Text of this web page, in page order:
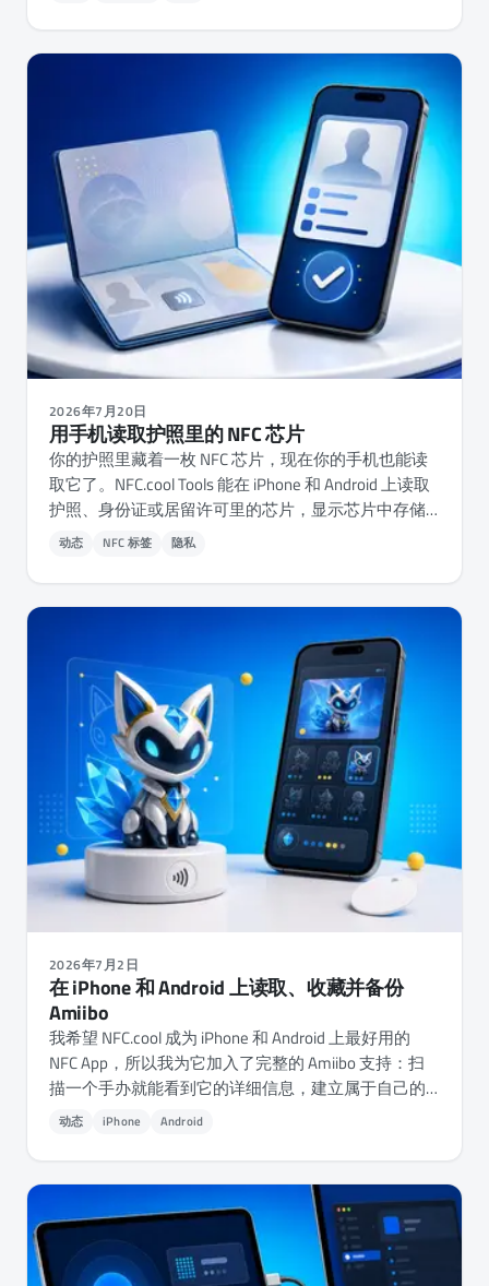
每个文件的权限，以及芯片自身的设置。
2026年7月20日
用手机读取护照里的 NFC 芯片
你的护照里藏着一枚 NFC 芯片，现在你的手机也能读
取它了。NFC.cool Tools 能在 iPhone 和 Android 上读取
护照、身份证或居留许可里的芯片，显示芯片中存储
的照片和信息，并检查证件是否真实。
动态 NFC 标签 隐私
2026年7月2日
在 iPhone 和 Android 上读取、收藏并备份
Amiibo
我希望 NFC.cool 成为 iPhone 和 Android 上最好用的
NFC App，所以我为它加入了完整的 Amiibo 支持：扫
描一个手办就能看到它的详细信息，建立属于自己的
收藏，还能把它备份到空白的 NTAG215 上。下面就聊
App 不附带任何密钥。
动态 iPhone Android